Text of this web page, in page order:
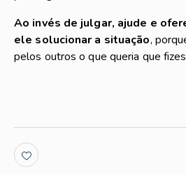
Ao invés de julgar, ajude e
ele solucionar a situação,
pelos outros o que queria que